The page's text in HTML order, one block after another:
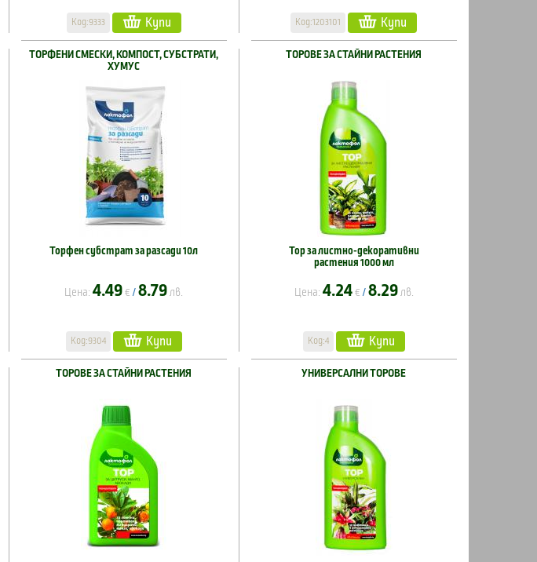
Код:9333 Купи Код:1203101 Купи
ТОРФЕНИ СМЕСКИ, КОМПОСТ, СУБСТРАТИ,
ХУМУС
Торфен субстрат за разсади 10л
Цена: 4.49 € /8.79 лв.
Код:9304 Купи
ТОРОВЕ ЗА СТАЙНИ РАСТЕНИЯ
Тор за листно-декоративни
растения 1000 мл
Цена: 4.24 € / 8.29 лв.
Код:4 Купи
ТОРОВЕ ЗА СТАЙНИ РАСТЕНИЯ УНИВЕРСАЛНИ ТОРОВЕ